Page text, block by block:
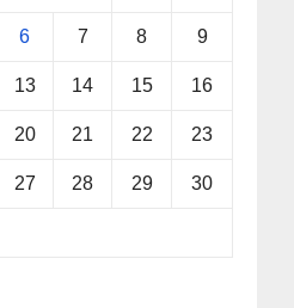
6 7 8 9
13 14 15 16
20 21 22 23
27 28 29 30